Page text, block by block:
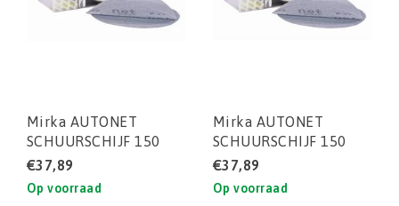
Mirka AUTONET
SCHUURSCHIJF 150
MM P240 (DOOS)
50STUKS
€37,89
Op voorraad
Mirka AUTONET
SCHUURSCHIJF 150
MM P220 (DOOS)
50STUKS
€37,89
Op voorraad